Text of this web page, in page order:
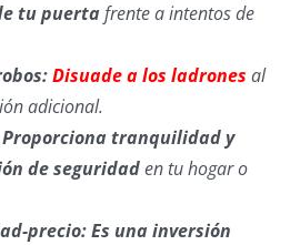
tu puertafrente a intentos de
Disuade a los ladrones al
adicional.
tranquilidad y
de seguridaden tu hogar o
precio: Es una inversión